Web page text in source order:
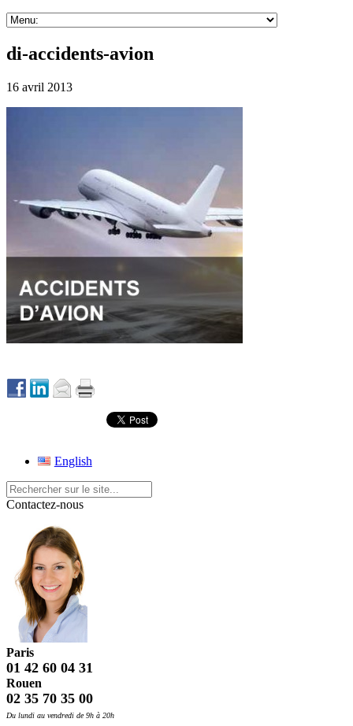
di-accidents-avion
16 avril 2013
English
Contactez-nous
Paris
01 42 60 04 31
Rouen
02 35 70 35 00
Du lundi au vendredi de 9h à 20h